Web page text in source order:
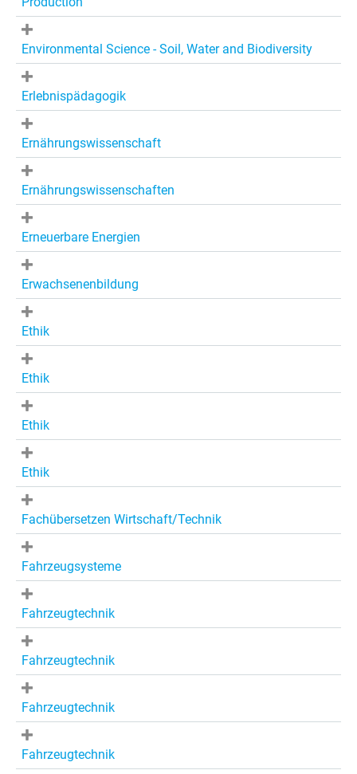
Environmental Science - Soil, Water and Biodiversity
Erlebnispädagogik
Ernährungswissenschaft
Ernährungswissenschaften
Erneuerbare Energien
Erwachsenenbildung
Ethik
Ethik
Ethik
Ethik
Fachübersetzen Wirtschaft/Technik
Fahrzeugsysteme
Fahrzeugtechnik
Fahrzeugtechnik
Fahrzeugtechnik
Fahrzeugtechnik